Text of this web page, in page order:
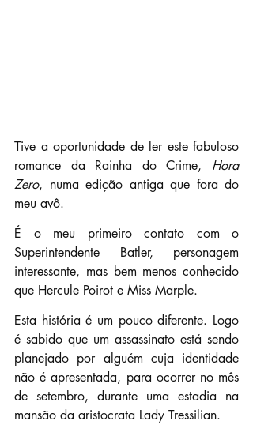
Tive a oportunidade de ler este fabuloso
romance da Rainha do Crime, Hora
Zero, numa edição antiga que fora do
meu avô.
É o meu primeiro contato com o
Superintendente Batler, personagem
interessante, mas bem menos conhecido
que Hercule Poirot e Miss Marple.
Esta história é um pouco diferente. Logo
é sabido que um assassinato está sendo
planejado por alguém cuja identidade
não é apresentada, para ocorrer no mês
de setembro, durante uma estadia na
mansão da aristocrata Lady Tressilian.